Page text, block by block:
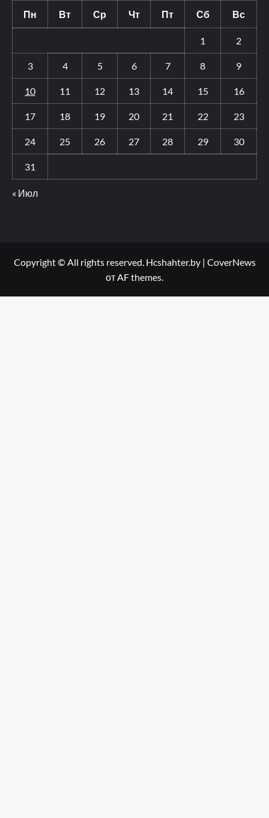
Пн Вт Ср Чт Пт Сб Вс
1 2
3 4 5 6 7 8 9
10 11 12 13 14 15 16
17 18 19 20 21 22 23
24 25 26 27 28 29 30
31
« Июл
Copyright © All rights reserved. Hcshahter.by | CoverNews
от AF themes.